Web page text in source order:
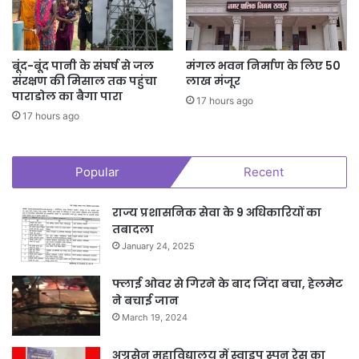
बूंद-बूंद पानी के संघर्ष से जल
संरक्षण की मिसाल तक पहुंचा
पाराडोल का बैगा पारा
17 hours ago
मंगल भवन निर्माण के लिए 50
लाख मंजूर
17 hours ago
Popular Recent
राज्य प्रशासनिक सेवा के 9 अधिकारियों का
तबादला
January 24, 2025
फ्लाई ओवर से गिरने के बाद जिंदा बचा, हेलमेट
ने बचाई जान
March 19, 2024
अग्रसेन महाविद्यालय में स्वाइप स्पून रेस का